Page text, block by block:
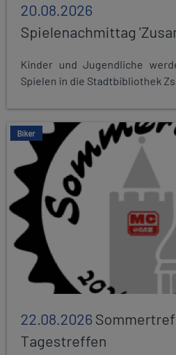
20.08.2026
Spielenachmittag
Kinder und Jugendliche
Spielen in die Stadtbibliothek
Biker
22.08.2026
Tagestreffen